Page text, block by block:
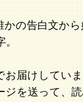
かの告白文か
。
お届けしてい
ジを送って、